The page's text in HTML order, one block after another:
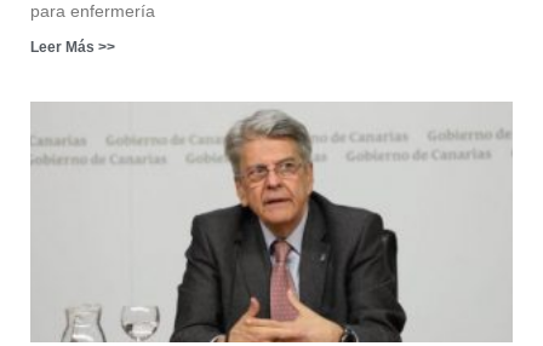
para enfermería
Leer Más >>